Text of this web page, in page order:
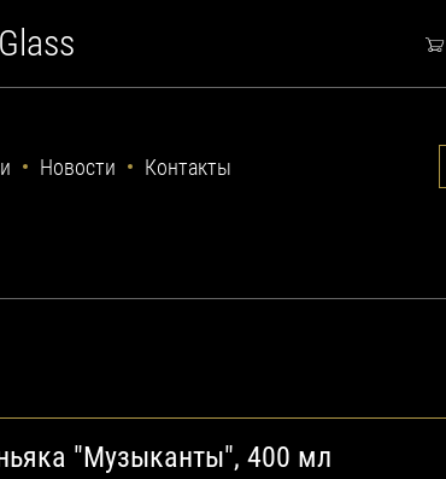
Новости Контакты
"Музыканты", 400 мл